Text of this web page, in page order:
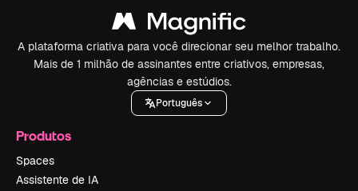
A plataforma criativa para você direcionar seu melhor trabalho.
Mais de 1 milhão de assinantes entre criativos, empresas,
agências e estúdios.
Português
Produtos
Spaces
Assistente de IA